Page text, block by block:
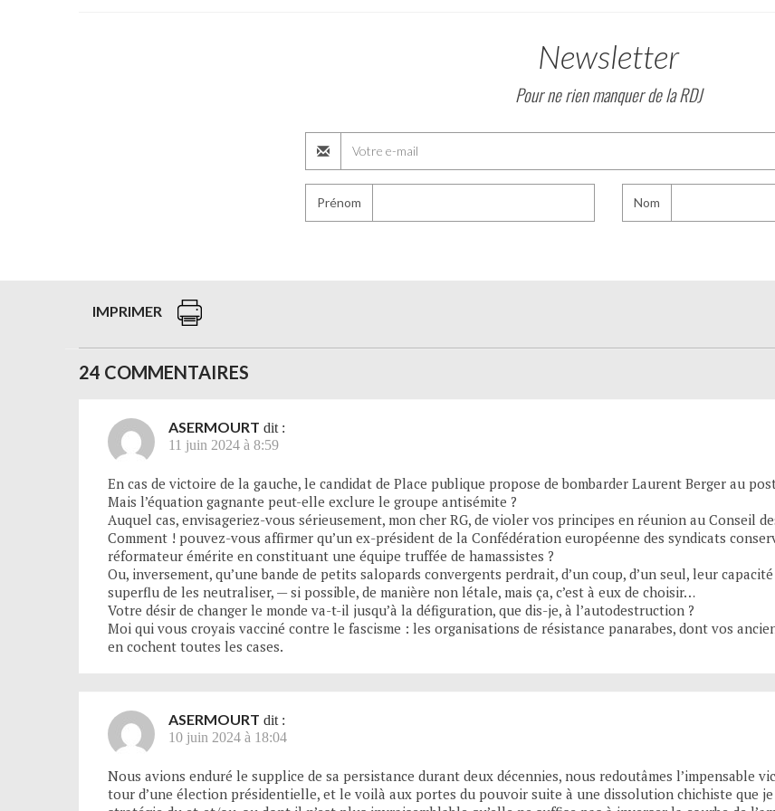
Newsletter
Pour ne rien manquer de la RDJ
Prénom Nom
IMPRIMER
24 COMMENTAIRES
ASERMOURT dit :
11 juin 2024 à 8:59
En cas de victoire de la gauche, le candidat de Place publique propose de bombarder Laurent Berger au
Mais l’équation gagnante peut-elle exclure le groupe antisémite ?
Auquel cas, envisageriez-vous sérieusement, mon cher RG, de violer vos principes en réunion au Conseil
Comment ! pouvez-vous affirmer qu’un ex-président de la Confédération européenne des syndicats
réformateur émérite en constituant une équipe truffée de hamassistes ?
Ou, inversement, qu’une bande de petits salopards convergents perdrait, d’un coup, d’un seul, leur
superflu de les neutraliser, — si possible, de manière non létale, mais ça, c’est à eux de choisir…
Votre désir de changer le monde va-t-il jusqu’à la défiguration, que dis-je, à l’autodestruction ?
Moi qui vous croyais vacciné contre le fascisme : les organisations de résistance panarabes, dont vos
en cochent toutes les cases.
ASERMOURT dit :
10 juin 2024 à 18:04
Nous avions enduré le supplice de sa persistance durant deux décennies, nous redoutâmes l’impensable
tour d’une élection présidentielle, et le voilà aux portes du pouvoir suite à une dissolution chichiste que je